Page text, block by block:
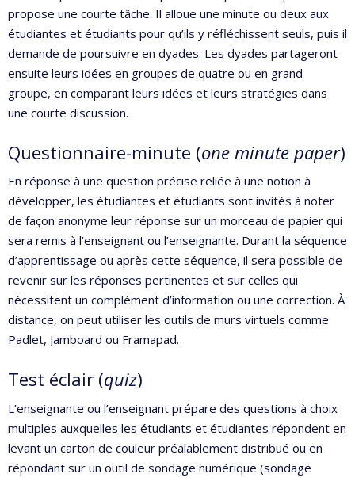
propose une courte tâche. Il alloue une minute ou deux aux
étudiantes et étudiants pour qu’ils y réfléchissent seuls, puis il
demande de poursuivre en dyades. Les dyades partageront
ensuite leurs idées en groupes de quatre ou en grand
groupe, en comparant leurs idées et leurs stratégies dans
une courte discussion.
Questionnaire-minute (one minute paper)
En réponse à une question précise reliée à une notion à
développer, les étudiantes et étudiants sont invités à noter
de façon anonyme leur réponse sur un morceau de papier qui
sera remis à l’enseignant ou l’enseignante. Durant la séquence
d’apprentissage ou après cette séquence, il sera possible de
revenir sur les réponses pertinentes et sur celles qui
nécessitent un complément d’information ou une correction. À
distance, on peut utiliser les outils de murs virtuels comme
Padlet, Jamboard ou Framapad.
Test éclair (quiz)
L’enseignante ou l’enseignant prépare des questions à choix
multiples auxquelles les étudiants et étudiantes répondent en
levant un carton de couleur préalablement distribué ou en
répondant sur un outil de sondage numérique (sondage